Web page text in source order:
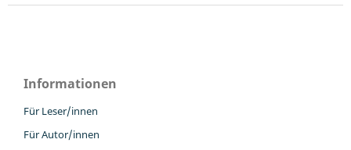
Informationen
Für Leser/innen
Für Autor/innen